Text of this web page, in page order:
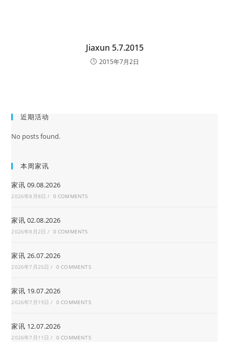
Jiaxun 5.7.2015
2015年7月2日
近期活动
No posts found.
本周家讯
家讯 09.08.2026
2026年8月8日 / 0 COMMENTS
家讯 02.08.2026
2026年8月2日 / 0 COMMENTS
家讯 26.07.2026
2026年7月25日 / 0 COMMENTS
家讯 19.07.2026
2026年7月19日 / 0 COMMENTS
家讯 12.07.2026
2026年7月11日 / 0 COMMENTS